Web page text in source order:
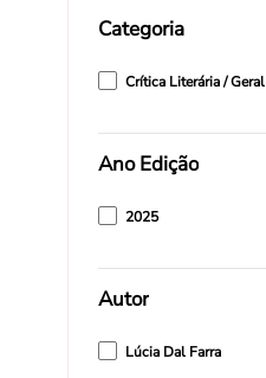
Categoria
Crítica Literária / Geral
Ano Edição
2025
Autor
Lúcia Dal Farra